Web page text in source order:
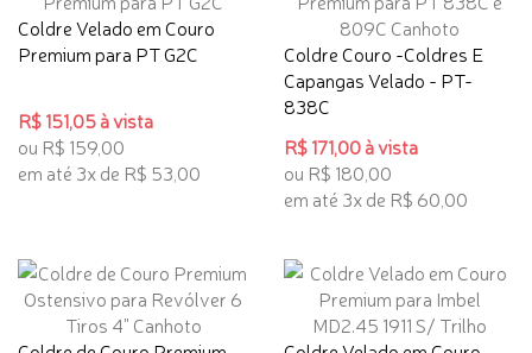
Coldre Velado em Couro
Premium para PT G2C
R$ 151,05 à vista
ou R$ 159,00
em até 3x de R$ 53,00
Coldre Couro -Coldres E
Capangas Velado - PT-
838C
R$ 171,00 à vista
ou R$ 180,00
em até 3x de R$ 60,00